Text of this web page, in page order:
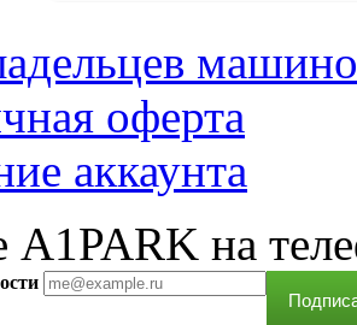
оферта
аккаунта
A1PARK на